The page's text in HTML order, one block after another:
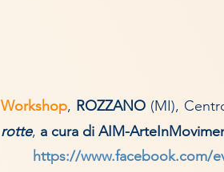
Workshop, ROZZANO (MI),
rotte, a cura di AIM-
https://www.facebook.com/